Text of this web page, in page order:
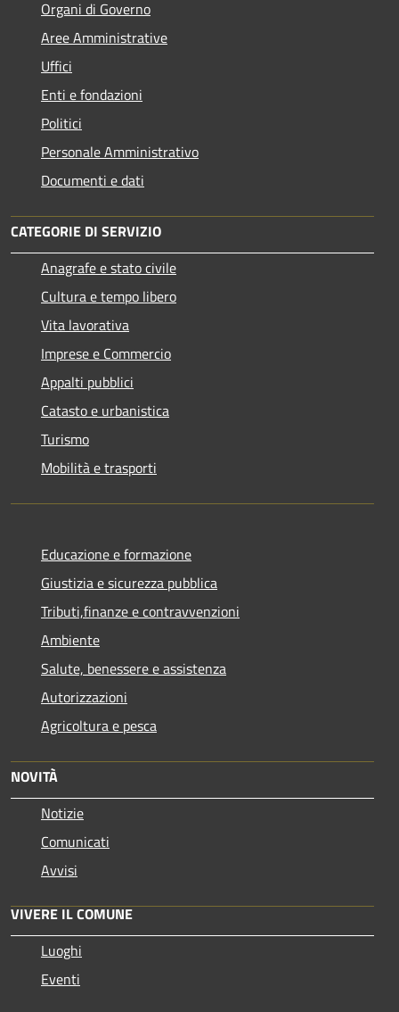
Organi di Governo
Aree Amministrative
Uffici
Enti e fondazioni
Politici
Personale Amministrativo
Documenti e dati
CATEGORIE DI SERVIZIO
Anagrafe e stato civile
Cultura e tempo libero
Vita lavorativa
Imprese e Commercio
Appalti pubblici
Catasto e urbanistica
Turismo
Mobilità e trasporti
Educazione e formazione
Giustizia e sicurezza pubblica
Tributi,finanze e contravvenzioni
Ambiente
Salute, benessere e assistenza
Autorizzazioni
Agricoltura e pesca
NOVITÀ
Notizie
Comunicati
Avvisi
VIVERE IL COMUNE
Luoghi
Eventi